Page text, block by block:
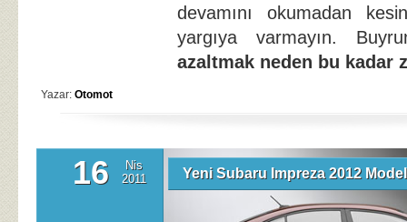
devamını okumadan
yargıya varmayın.
azaltmak neden bu kadar
Yazar: Otomot
16
Nis
2011
Yeni Subaru Impreza 2012